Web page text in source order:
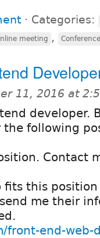
⋅ Categories:
meeting , Conference
11, 2016 at
developer.
following
Contact
fits this
me their
front-end-web-